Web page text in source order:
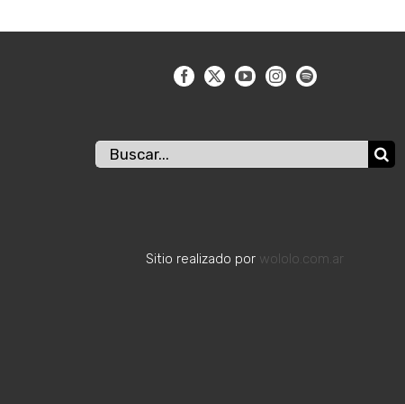
Buscar:
Sitio realizado por wololo.com.ar